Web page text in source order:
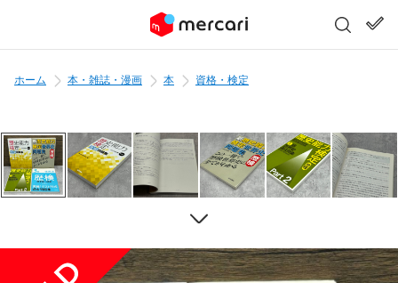
ホーム 本・雑誌・漫画 本 資格・検定